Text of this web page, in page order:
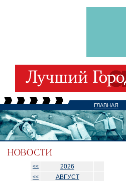
ГЛАВНАЯ
<< 2026
<<
АВГУСТ